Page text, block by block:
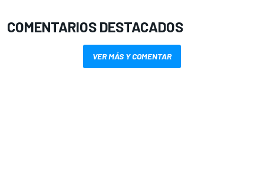
COMENTARIOS DESTACADOS
VER MÁS Y COMENTAR